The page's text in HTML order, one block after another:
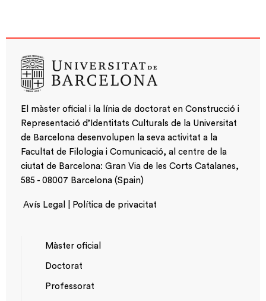
El màster oficial i la línia de doctorat en Construcció i
Representació d’Identitats Culturals de la Universitat
de Barcelona desenvolupen la seva activitat a la
Facultat de Filologia i Comunicació, al centre de la
ciutat de Barcelona: Gran Via de les Corts Catalanes,
585 - 08007 Barcelona (Spain)
Avís Legal | Política de privacitat
PRINCIPAL
Màster oficial
Doctorat
Professorat